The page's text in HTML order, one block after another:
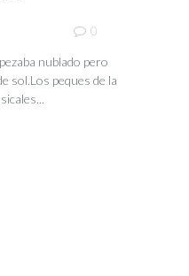
0
nublado pero
sol.Los peques de la